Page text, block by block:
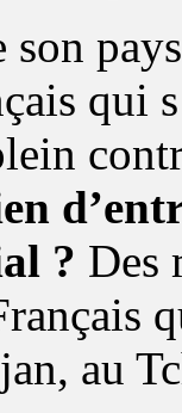
qui
? Des
au